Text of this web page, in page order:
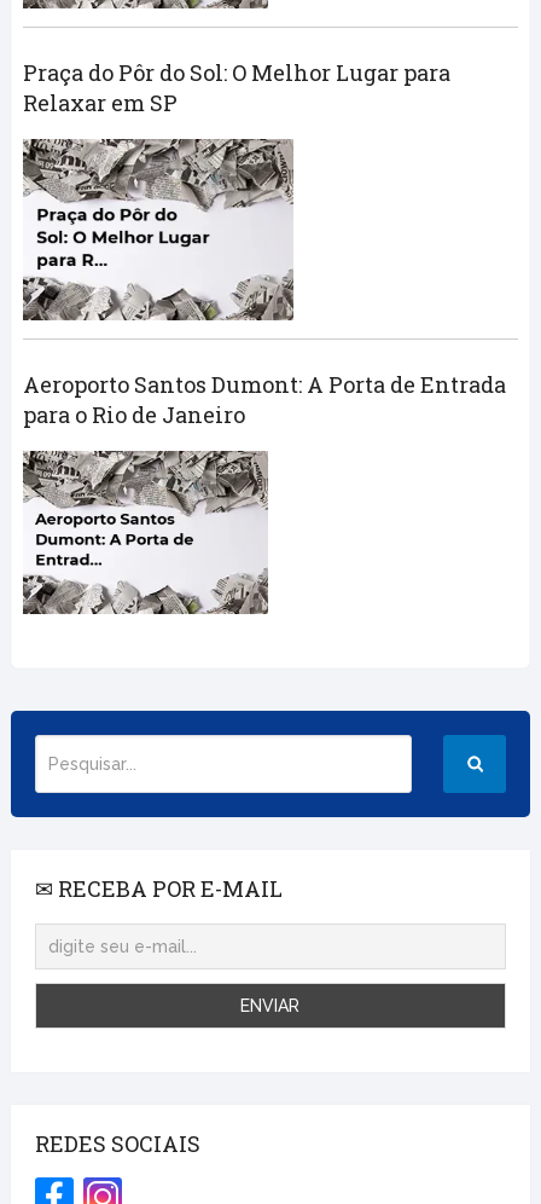
Praça do Pôr do Sol: O Melhor Lugar para
Relaxar em SP
Aeroporto Santos Dumont: A Porta de Entrada
para o Rio de Janeiro
✉ RECEBA POR E-MAIL
REDES SOCIAIS